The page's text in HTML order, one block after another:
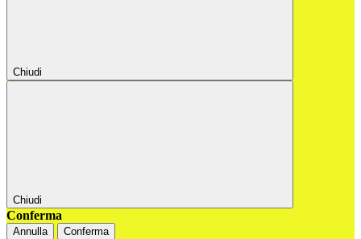
Chiudi
Chiudi
Conferma
Annulla Conferma